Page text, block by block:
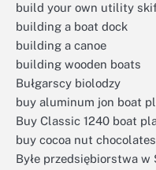
build your own utility
building a boat dock
building a canoe
building wooden boats
Bułgarscy biolodzy
buy aluminum jon boat
Buy Classic 1240 boat
buy cocoa nut chocolates
Byłe przedsiębiorstwa